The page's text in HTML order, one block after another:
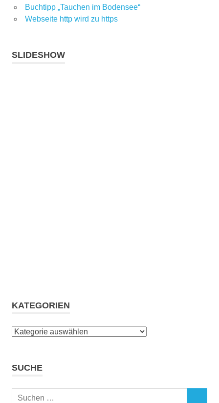
Buchtipp „Tauchen im Bodensee“
Webseite http wird zu https
SLIDESHOW
KATEGORIEN
Kategorien
SUCHE
Suchen